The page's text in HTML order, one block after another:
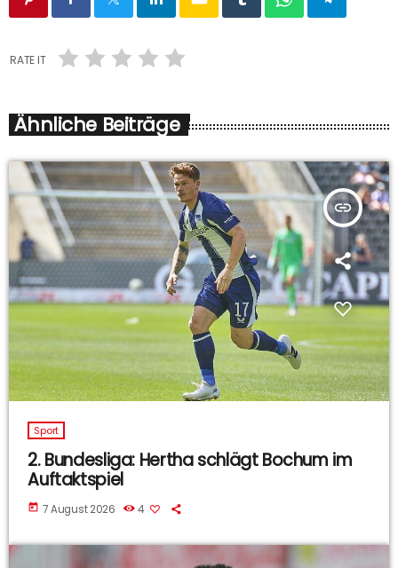
RATE IT
Ähnliche Beiträge
insert_link
Sport
2. Bundesliga: Hertha schlägt Bochum im
Auftaktspiel
today 7 August 2026 4